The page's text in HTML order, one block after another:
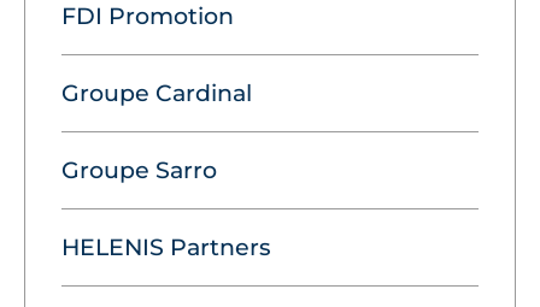
FDI Promotion
Groupe Cardinal
Groupe Sarro
HELENIS Partners